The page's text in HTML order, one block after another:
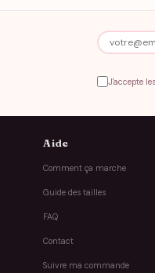
J'accepte les
Aide
Comment ça marche
Guide des tailles
FAQ
Contact
Suivre ma commande